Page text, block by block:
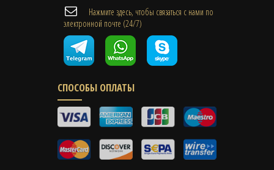
Нажмите здесь, чтобы связаться с нами по
электронной почте (24/7)
СПОСОБЫ ОПЛАТЫ